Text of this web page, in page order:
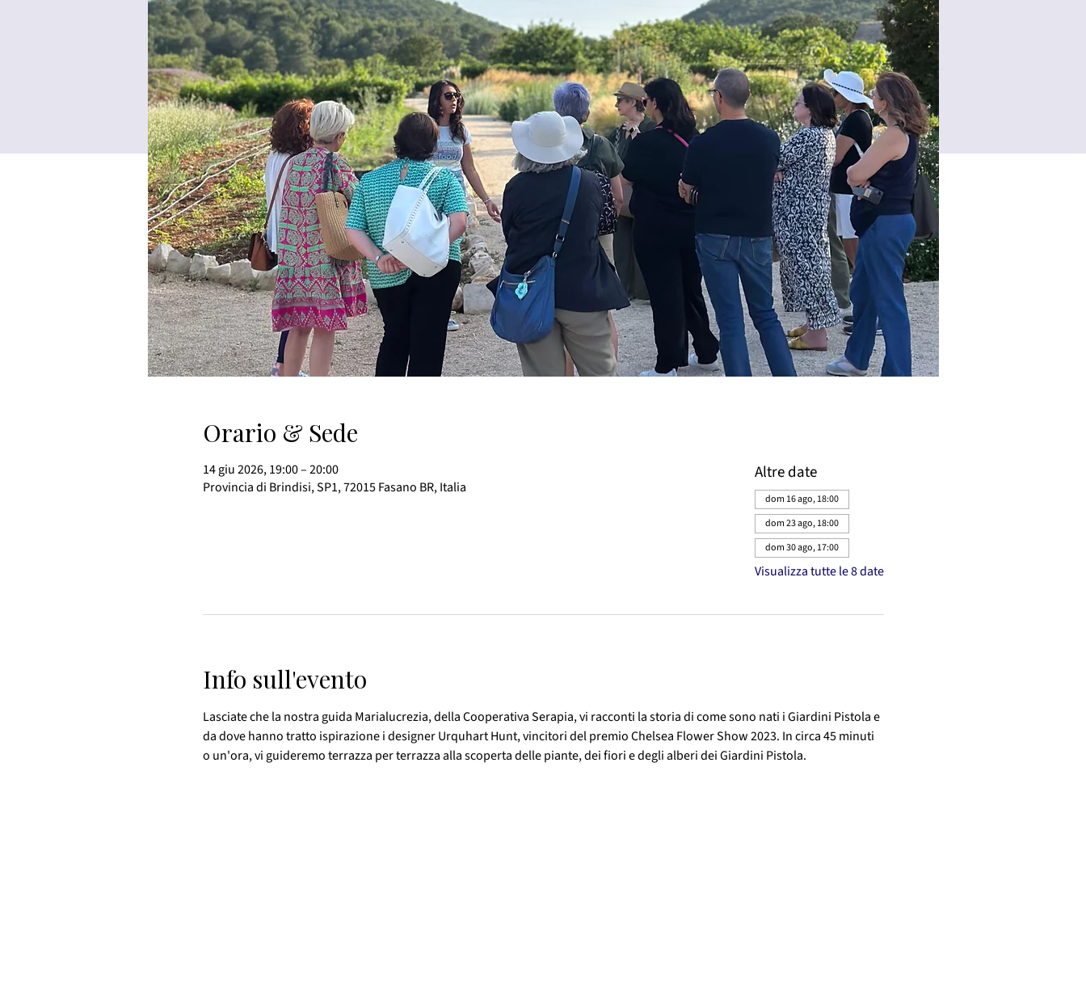
Orario & Sede
14 giu 2026, 19:00 – 20:00
Provincia di Brindisi, SP1, 72015 Fasano BR, Italia
Altre date
dom 16 ago, 18:00
dom 23 ago, 18:00
dom 30 ago, 17:00
Visualizza tutte le 8 date
Info sull'evento
Lasciate che la nostra guida Marialucrezia, della Cooperativa Serapia, vi racconti la storia di come sono nati i Giardini Pistola e
da dove hanno tratto ispirazione i designer Urquhart Hunt, vincitori del premio Chelsea Flower Show 2023. In circa 45 minuti
o un'ora, vi guideremo terrazza per terrazza alla scoperta delle piante, dei fiori e degli alberi dei Giardini Pistola.